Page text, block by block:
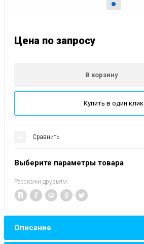
Цена по запросу
В корзину
Купить в один клик
Сравнить
Выберите параметры товара
Расскажи друзьям:
Описание